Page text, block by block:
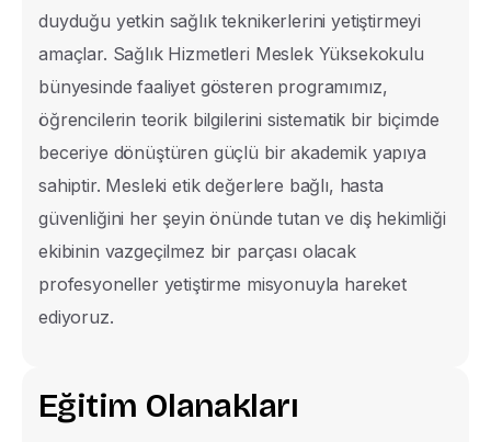
duyduğu yetkin sağlık teknikerlerini yetiştirmeyi
amaçlar. Sağlık Hizmetleri Meslek Yüksekokulu
bünyesinde faaliyet gösteren programımız,
öğrencilerin teorik bilgilerini sistematik bir biçimde
beceriye dönüştüren güçlü bir akademik yapıya
sahiptir. Mesleki etik değerlere bağlı, hasta
güvenliğini her şeyin önünde tutan ve diş hekimliği
ekibinin vazgeçilmez bir parçası olacak
profesyoneller yetiştirme misyonuyla hareket
ediyoruz.
Eğitim Olanakları